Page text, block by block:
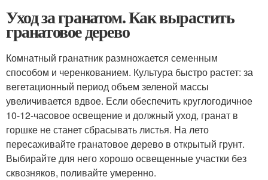
Уход за гранатом. Как вырастить
гранатовое дерево
Комнатный гранатник размножается семенным
способом и черенкованием. Культура быстро растет: за
вегетационный период объем зеленой массы
увеличивается вдвое. Если обеспечить круглогодичное
10-12-часовое освещение и должный уход, гранат в
горшке не станет сбрасывать листья. На лето
пересаживайте гранатовое дерево в открытый грунт.
Выбирайте для него хорошо освещенные участки без
сквозняков, поливайте умеренно.